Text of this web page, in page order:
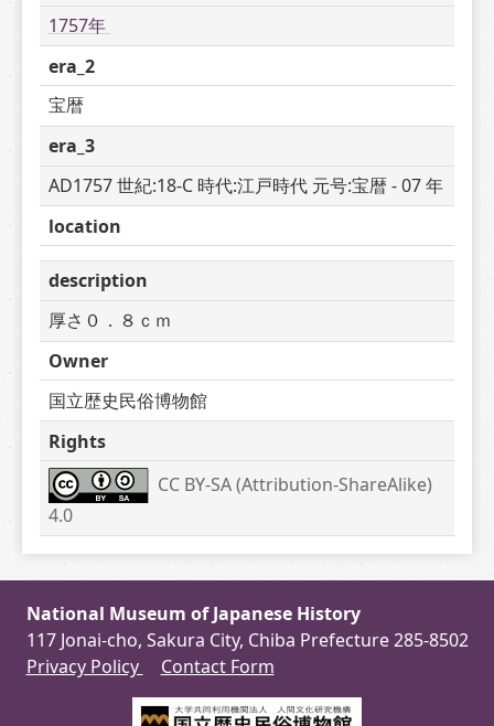
1757年
era_2
宝暦
era_3
AD1757 世紀:18-C 時代:江戸時代 元号:宝暦 - 07 年
location
description
厚さ０．８ｃｍ
Owner
国立歴史民俗博物館
Rights
CC BY-SA (Attribution-ShareAlike)
4.0
National Museum of Japanese History
117 Jonai-cho, Sakura City, Chiba Prefecture 285-8502
Privacy Policy
Contact Form